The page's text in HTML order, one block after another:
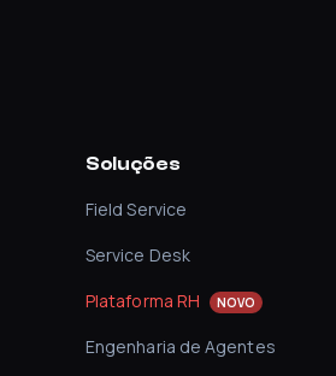
Soluções
Field Service
Service Desk
Plataforma RH
NOVO
Engenharia de Agentes